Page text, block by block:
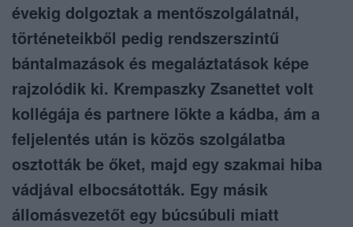
évekig dolgoztak a mentőszolgálatnál,
történeteikből pedig rendszerszintű
bántalmazások és megaláztatások képe
rajzolódik ki. Krempaszky Zsanettet volt
kollégája és partnere lökte a kádba, ám a
feljelentés után is közös szolgálatba
osztották be őket, majd egy szakmai hiba
vádjával elbocsátották. Egy másik
állomásvezetőt egy búcsúbuli miatt